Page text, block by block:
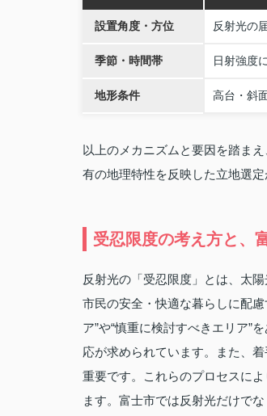
設置角度・方位 反射光の
季節・時間帯 日射強度
地形条件 高台・斜
以上のメカニズムと要因を踏ま
有の地理特性を反映した立地選定
受忍限度の考え方と、
反射光の「受忍限度」とは、太
市民の安全・快適な暮らしに配
ア”や“慎重に検討すべきエリア”
応が求められています。また、
重要です。これらのプロセスに
ます。富士市では反射光だけで